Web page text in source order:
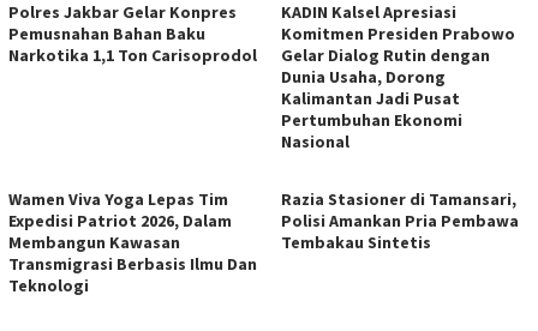
Polres Jakbar Gelar Konpres
Pemusnahan Bahan Baku
Narkotika 1,1 Ton Carisoprodol
KADIN Kalsel Apresiasi
Komitmen Presiden Prabowo
Gelar Dialog Rutin dengan
Dunia Usaha, Dorong
Kalimantan Jadi Pusat
Pertumbuhan Ekonomi
Nasional
Wamen Viva Yoga Lepas Tim
Expedisi Patriot 2026, Dalam
Membangun Kawasan
Transmigrasi Berbasis Ilmu Dan
Teknologi
Razia Stasioner di Tamansari,
Polisi Amankan Pria Pembawa
Tembakau Sintetis